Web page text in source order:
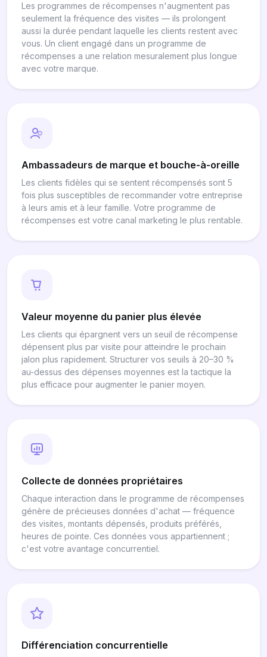
Les programmes de récompenses n'augmentent pas
seulement la fréquence des visites — ils prolongent
aussi la durée pendant laquelle les clients restent avec
vous. Un client engagé dans un programme de
récompenses a une relation mesuralement plus longue
avec votre marque.
Ambassadeurs de marque et bouche-à-oreille
Les clients fidèles qui se sentent récompensés sont 5
fois plus susceptibles de recommander votre entreprise
à leurs amis et à leur famille. Votre programme de
récompenses est votre canal marketing le plus rentable.
Valeur moyenne du panier plus élevée
Les clients qui épargnent vers un seuil de récompense
dépensent plus par visite pour atteindre le prochain
jalon plus rapidement. Structurer vos seuils à 20–30 %
au-dessus des dépenses moyennes est la tactique la
plus efficace pour augmenter le panier moyen.
Collecte de données propriétaires
Chaque interaction dans le programme de récompenses
génère de précieuses données d'achat — fréquence
des visites, montants dépensés, produits préférés,
heures de pointe. Ces données vous appartiennent ;
c'est votre avantage concurrentiel.
Différenciation concurrentielle